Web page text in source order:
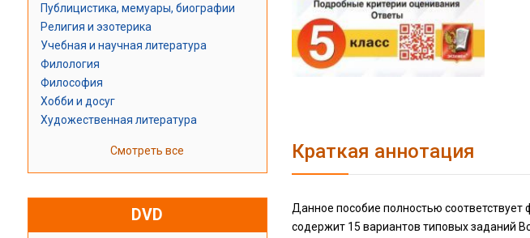
Публицистика, мемуары, биографии
Религия и эзотерика
Учебная и научная литература
Филология
Философия
Хобби и досуг
Художественная литература
Смотреть все
DVD
Краткая аннотация
Данное пособие полностью соответствует
содержит 15 вариантов типовых заданий